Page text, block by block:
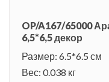
OP/A167/65000
6,5*6,5 декор
Размер: 6.5*6.5 см
Вес: 0.038 кг